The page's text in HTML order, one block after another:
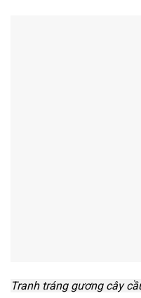
Tranh tráng gương cây